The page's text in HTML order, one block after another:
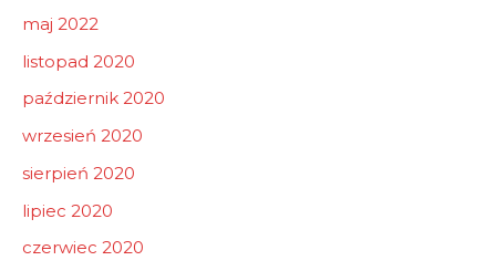
maj 2022
listopad 2020
październik 2020
wrzesień 2020
sierpień 2020
lipiec 2020
czerwiec 2020